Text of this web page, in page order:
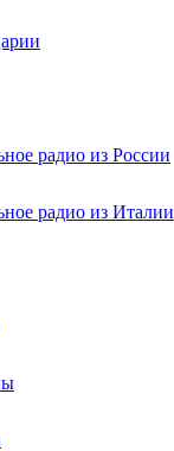
радио из России
радио из Италии